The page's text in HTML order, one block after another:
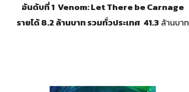
อันดับที่ 1 Venom: Let There be Carnage
รายได้ 8.2 ล้านบาท รวมทั่วประเทศ 41.3ล้านบาท